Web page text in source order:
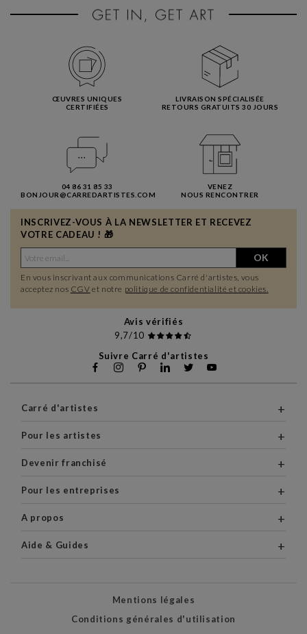
ŒUVRES UNIQUES
CERTIFIÉES
LIVRAISON SPÉCIALISÉE
RETOURS GRATUITS 30 JOURS
04 86 31 85 33
BONJOUR@CARREDARTISTES.COM
VENEZ
NOUS RENCONTRER
INSCRIVEZ-VOUS À LA NEWSLETTER ET RECEVEZ
VOTRE CADEAU ! 🎁
OK
En vous inscrivant aux communications Carré d'artistes, vous
acceptez nos CGV et notre politique de confidentialité et cookies.
Avis vérifiés
9,7/10
Suivre Carré d'artistes
Carré d'artistes
Pour les artistes
Devenir franchisé
Pour les entreprises
A propos
Aide & Guides
Mentions légales
Conditions générales d'utilisation